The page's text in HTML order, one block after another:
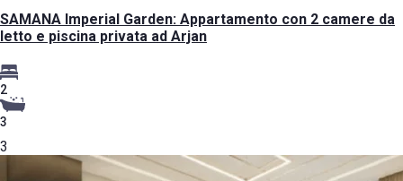
SAMANA Imperial Garden: Appartamento con 2 camere da
letto e piscina privata ad Arjan
2
3
3